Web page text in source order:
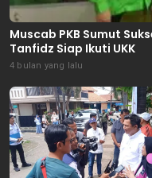
Muscab PKB Sumut
Tanfidz Siap Ikuti UKK
4 bulan yang lalu